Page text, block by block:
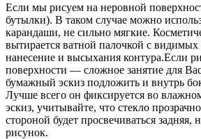
Если мы рисуем на неровной
бутылки). В таком случае можно
карандаши, не сильно мягкие.
вытирается ватной палочкой с видимых
нанесение и высыхания контура.Если
поверхности — сложное занятие для
бумажный эскиз подложить и внутрь
Лучше всего он фиксируется во
эскиз, учитывайте, что стекло
стороной будет просвечиваться задняя,
рисунок.